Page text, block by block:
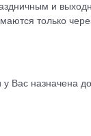
и
только
назначена